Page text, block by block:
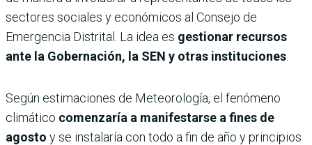
sectores sociales y económicos al Consejo de
Emergencia Distrital. La idea es gestionar recursos
ante la Gobernación, la SEN y otras instituciones
Según estimaciones de Meteorología, el fenómeno
climático comenzaría a manifestarse a fines de
agosto y se instalaría con todo a fin de año y principios